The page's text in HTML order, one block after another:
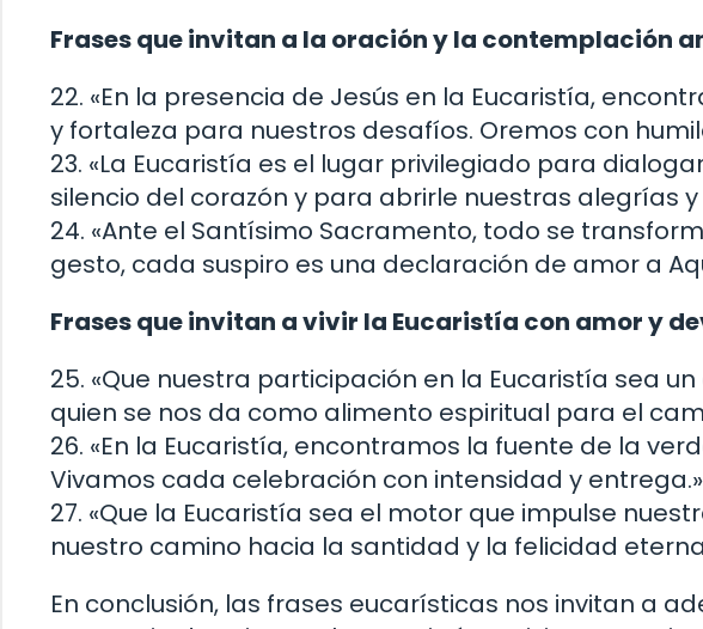
Frases que invitan a la oración y la contemplación
22. «En la presencia de Jesús en la Eucaristía,
y fortaleza para nuestros desafíos. Oremos con
23. «La Eucaristía es el lugar privilegiado para
silencio del corazón y para abrirle nuestras alegrías y
24. «Ante el Santísimo Sacramento, todo se
gesto, cada suspiro es una declaración de amor a
Frases que invitan a vivir la Eucaristía con amor y
25. «Que nuestra participación en la Eucaristía sea
quien se nos da como alimento espiritual para el
26. «En la Eucaristía, encontramos la fuente de la
Vivamos cada celebración con intensidad y entrega.»
27. «Que la Eucaristía sea el motor que impulse
nuestro camino hacia la santidad y la felicidad
En conclusión, las frases eucarísticas nos invitan a